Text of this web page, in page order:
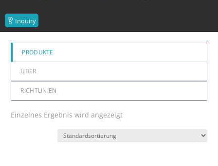
Inquiry
PRODUKTE
ÜBER
RICHTLINIEN
Einzelnes Ergebnis wird angezeigt